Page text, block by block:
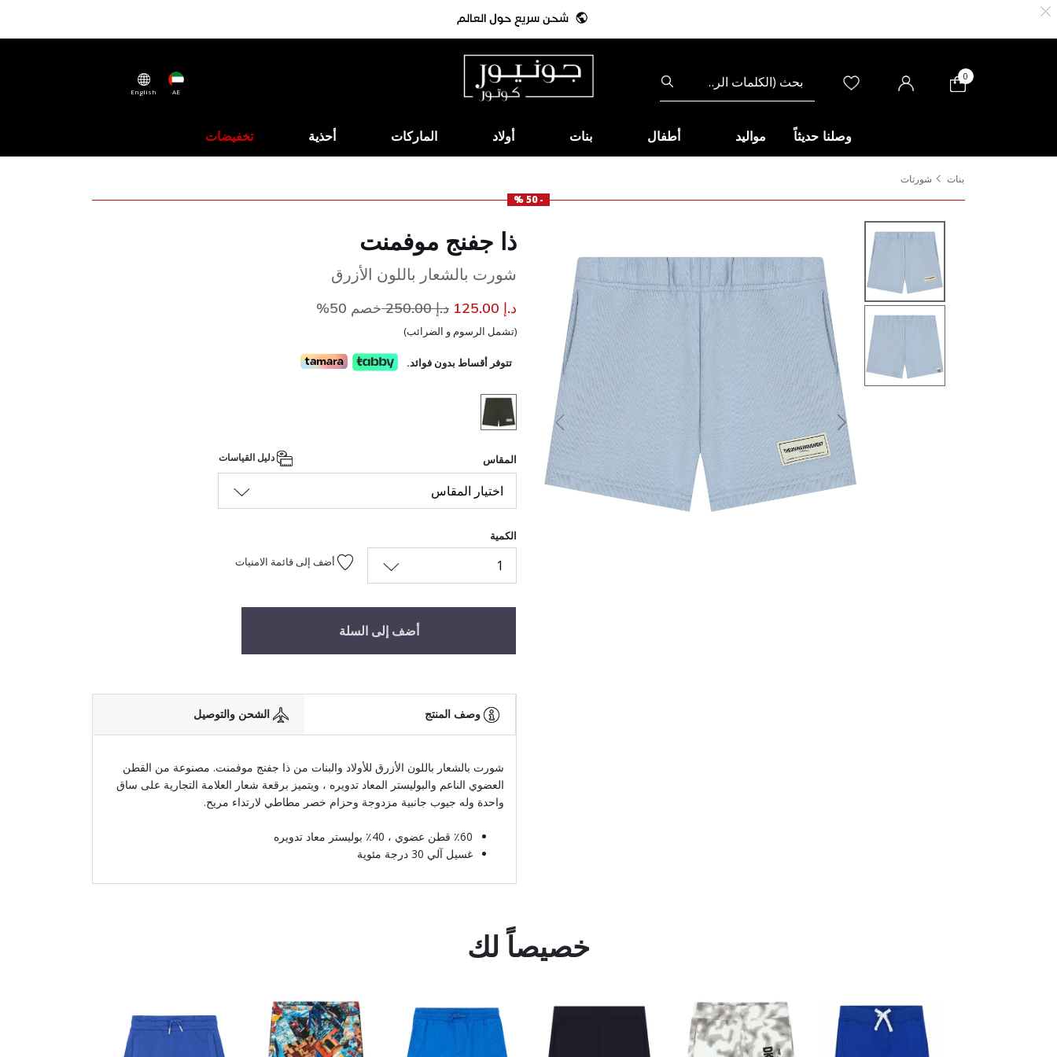
AE
English
0
وصلنا حديثاً مواليد أطفال بنات أولاد الماركات أحذية تخفيضات
بنات
شورتات
- 50 %
السابق التالى
ذا جفنج موفمنت
شورت بالشعار باللون الأزرق
د.إ 125.00 سعر مخفض مند.إ 250.00 إلى
خصم 50%
(تشمل الرسوم و الضرائب)
تتوفر أقساط بدون فوائد.
المقاس
اختيار المقاس
الكمية
1 أضف إلى قائمة الامنيات
أضف إلى السلة
وصف المنتج الشحن والتوصيل
شورت بالشعار باللون الأزرق للأولاد والبنات من ذا جفنج موفمنت. مصنوعة من القطن
العضوي الناعم والبوليستر المعاد تدويره ، ويتميز برقعة شعار العلامة التجارية على ساق
واحدة وله جيوب جانبية مزدوجة وحزام خصر مطاطي لارتداء مريح.
٪60 قطن عضوي ، 40٪ بوليستر معاد تدويره
غسيل آلي 30 درجة مئوية
خصيصاً لك